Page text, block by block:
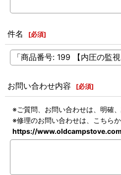
件名 [必須]
お問い合わせ内容 [必須]
※ご質問、お問い合わせは、明確
※修理のお問い合わせは、こち
https://